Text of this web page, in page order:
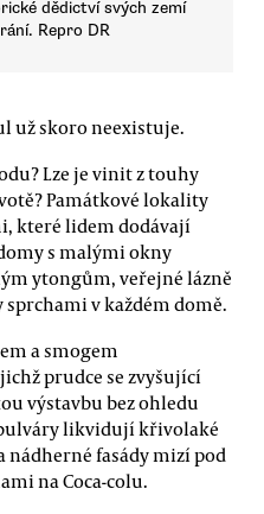
dědictví svých zemí
Repro DR
už skoro neexistuje.
Lze je vinit z touhy
Památkové lokality
které lidem dodávají
s malými okny
ytongům, veřejné lázně
v každém domě.
a smogem
prudce se zvyšující
výstavbu bez ohledu
likvidují křivolaké
fasády mizí pod
na Coca-colu.